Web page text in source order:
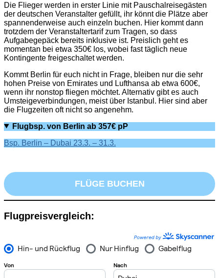
Die Flieger werden in erster Linie mit Pauschalreisegästen
der deutschen Veranstalter gefüllt, ihr könnt die Plätze aber
spannenderweise auch einzeln buchen. Hier kommt dann
trotzdem der Veranstaltertarif zum Tragen, so dass
Aufgabegepäck bereits inklusive ist. Preislich geht es
momentan bei etwa 350€ los, wobei fast täglich neue
Kontingente freigeschaltet werden.
Kommt Berlin für euch nicht in Frage, bleiben nur die sehr
hohen Preise von Emirates und Lufthansa ab etwa 600€,
wenn ihr nonstop fliegen möchtet. Alternativ gibt es auch
Umsteigeverbindungen, meist über Istanbul. Hier sind aber
die Flugzeiten oft nicht so angenehm.
Flugbsp. von Berlin ab 357€ pP
Bsp. Berlin – Dubai 23.3. – 31.3.
FLÜGE BUCHEN
Flugpreisvergleich: